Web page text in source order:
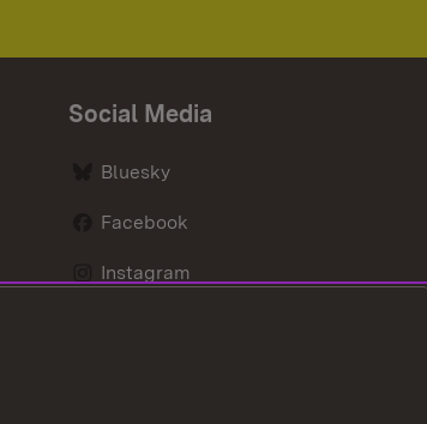
Social Media
Bluesky
Facebook
Instagram